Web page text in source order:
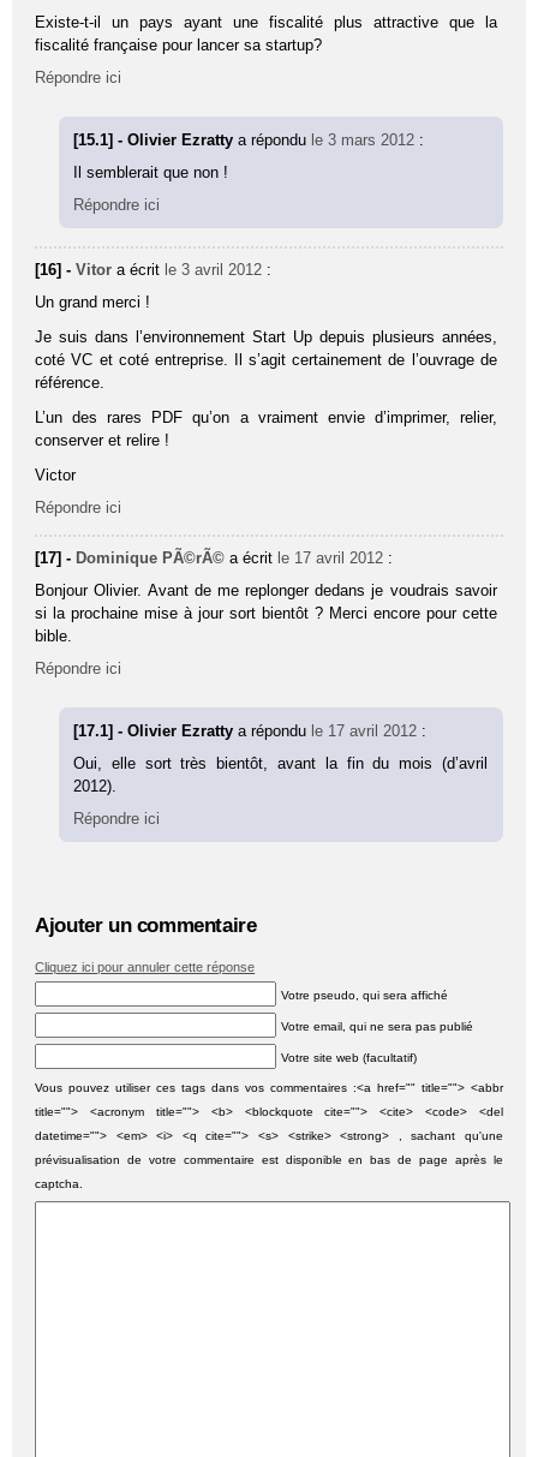
Existe-t-il un pays ayant une fiscalité plus attractive que la
fiscalité française pour lancer sa startup?
Répondre ici
[15.1] - Olivier Ezrattya répondu le 3 mars 2012 :
Il semblerait que non !
Répondre ici
[16] -Vitor a écrit le 3 avril 2012 :
Un grand merci !
Je suis dans l’environnement Start Up depuis plusieurs années,
coté VC et coté entreprise. Il s’agit certainement de l’ouvrage de
référence.
L’un des rares PDF qu’on a vraiment envie d’imprimer, relier,
conserver et relire !
Victor
Répondre ici
[17] - Dominique PÃ©rÃ© a écrit le 17 avril 2012 :
Bonjour Olivier. Avant de me replonger dedans je voudrais savoir
si la prochaine mise à jour sort bientôt ? Merci encore pour cette
bible.
Répondre ici
[17.1] - Olivier Ezrattya répondu le 17 avril 2012 :
Oui, elle sort très bientôt, avant la fin du mois (d’avril
2012).
Répondre ici
Ajouter un commentaire
Cliquez ici pour annuler cette réponse
Votre pseudo, qui sera affiché
Votre email, qui ne sera pas publié
Votre site web (facultatif)
Vous pouvez utiliser ces tags dans vos commentaires :<a href="" title=""> <abbr
title=""> <acronym title=""> <b> <blockquote cite=""> <cite> <code> <del
datetime=""> <em> <i> <q cite=""> <s> <strike> <strong> , sachant qu'une
prévisualisation de votre commentaire est disponible en bas de page après le
captcha.